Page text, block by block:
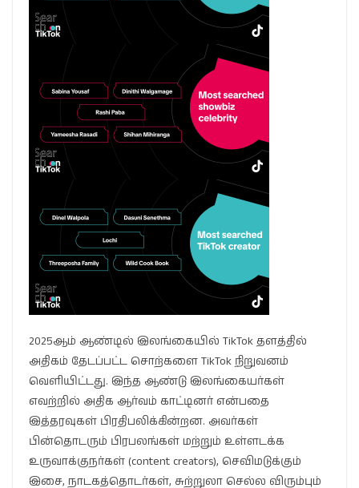
2025ஆம் ஆண்டில் இலங்கையில் TikTok தளத்தில்
அதிகம் தேடப்பட்ட சொற்களை TikTok நிறுவனம்
வெளியிட்டது. இந்த ஆண்டு இலங்கையர்கள்
எவற்றில் அதிக ஆர்வம் காட்டினர் என்பதை
இத்தரவுகள் பிரதிபலிக்கின்றன. அவர்கள்
பின்தொடரும் பிரபலங்கள் மற்றும் உள்ளடக்க
உருவாக்குநர்கள் (content creators), செவிமடுக்கும்
இசை, நாடகத்தொடர்கள், சுற்றுலா செல்ல விரும்பும்